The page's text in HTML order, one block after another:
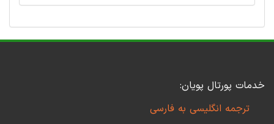
خدمات پورتال پویان:
ترجمه انگلیسی به فارسی